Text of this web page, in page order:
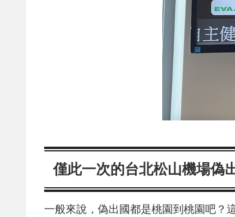
僅此一次的台北松山機場偽
一般來說，偽出國都是桃園到桃園吧？